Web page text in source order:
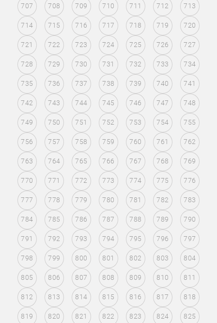
707 708 709 710 711 712 713
714 715 716 717 718 719 720
721 722 723 724 725 726 727
728 729 730 731 732 733 734
735 736 737 738 739 740 741
742 743 744 745 746 747 748
749 750 751 752 753 754 755
756 757 758 759 760 761 762
763 764 765 766 767 768 769
770 771 772 773 774 775 776
777 778 779 780 781 782 783
784 785 786 787 788 789 790
791 792 793 794 795 796 797
798 799 800 801 802 803 804
805 806 807 808 809 810 811
812 813 814 815 816 817 818
819 820 821 822 823 824 825